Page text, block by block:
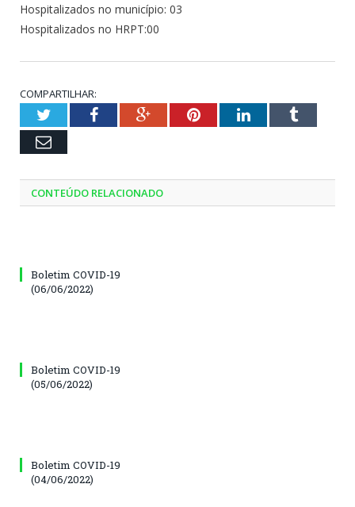
Hospitalizados no município: 03
Hospitalizados no HRPT:00
COMPARTILHAR:
TwitterFacebookGoogle+PinterestLinkedInTumblr
Email
CONTEÚDO RELACIONADO
Boletim COVID-19
(06/06/2022)
Boletim COVID-19
(05/06/2022)
Boletim COVID-19
(04/06/2022)